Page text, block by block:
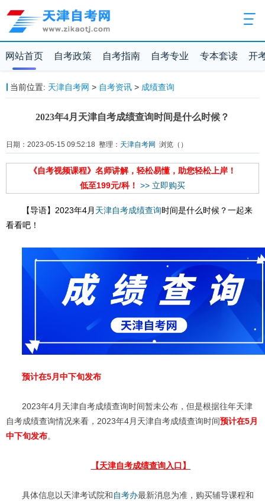
网站首页 自考政策 自考指南 自考专业 专本套读 开
当前位置: 天津自考网 > 自考资讯> 成绩查询
2023年4月天津自考成绩查询时间是什么时候？
日期：2023-05-15 09:52:18 整理： 天津自考网 浏览（ ）
《自考视频课程》名师讲解，轻松易懂，助您轻松上岸！
低至199元/科！ >> 立即购买
【导语】2023年4月 天津自考成绩查询时间是什么时候？一起来
看看吧！
预计在5月中下旬发布
2023年4月天津自考成绩查询时间暂未公布，但是根据往年天津
自考成绩查询情况来看，2023年4月天津自考成绩查询时间预计在5月
中下旬发布。
【天津自考成绩查询入口】
具体信息以天津考试院和 自考办最新消息为准，购买辅导课程和